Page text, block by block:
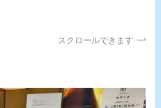
スクロールできます